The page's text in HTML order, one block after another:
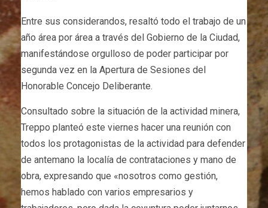
Entre sus considerandos, resaltó todo el trabajo de un
año área por área a través del Gobierno de la Ciudad,
manifestándose orgulloso de poder participar por
segunda vez en la Apertura de Sesiones del
Honorable Concejo Deliberante.
Consultado sobre la situación de la actividad minera,
Treppo planteó este viernes hacer una reunión con
todos los protagonistas de la actividad para defender
de antemano la localía de contrataciones y mano de
obra, expresando que «nosotros como gestión,
hemos hablado con varios empresarios y